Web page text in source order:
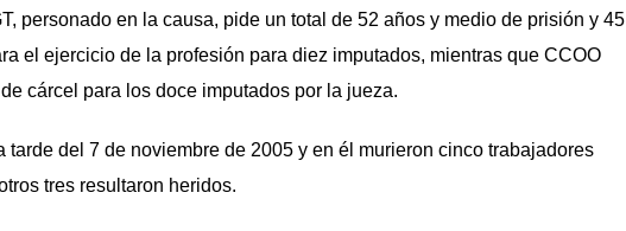
personado en la causa, pide un total de 52 años y medio de prisión y 45
el ejercicio de la profesión para diez imputados, mientras que CCOO
cárcel para los doce imputados por la jueza.
tarde del 7 de noviembre de 2005 y en él murieron cinco trabajadores
tres resultaron heridos.